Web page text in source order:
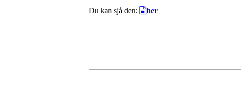
Du kan sjå den: her